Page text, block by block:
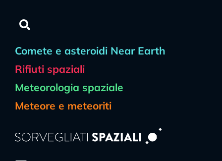
Comete e asteroidi Near Earth
Rifiuti spaziali
Meteorologia spaziale
Meteore e meteoriti